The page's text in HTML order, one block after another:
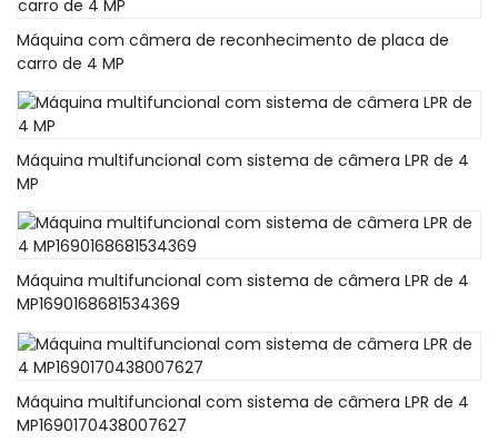
Máquina com câmera de reconhecimento de placa de
carro de 4 MP
Máquina multifuncional com sistema de câmera LPR de 4
MP
Máquina multifuncional com sistema de câmera LPR de 4
MP1690168681534369
Máquina multifuncional com sistema de câmera LPR de 4
MP1690170438007627